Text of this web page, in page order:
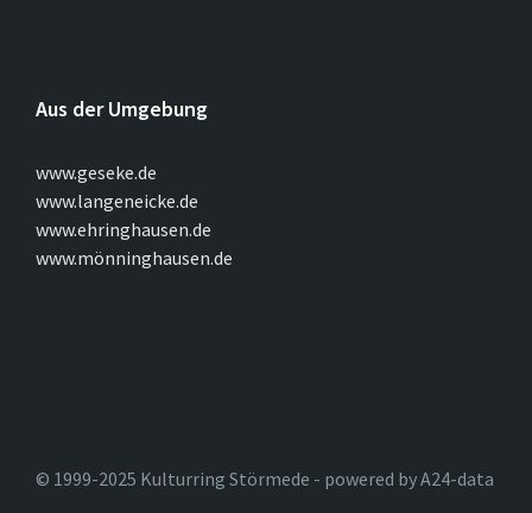
Aus der Umgebung
www.geseke.de
www.langeneicke.de
www.ehringhausen.de
www.mönninghausen.de
© 1999-2025 Kulturring Störmede - powered by A24-data